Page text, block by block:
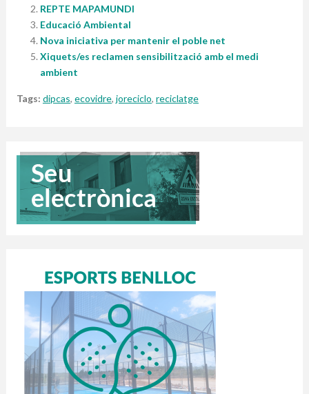
REPTE MAPAMUNDI
Educació Ambiental
Nova iniciativa per mantenir el poble net
Xiquets/es reclamen sensibilització amb el medi
ambient
Tags: dipcas, ecovidre, joreciclo, reciclatge